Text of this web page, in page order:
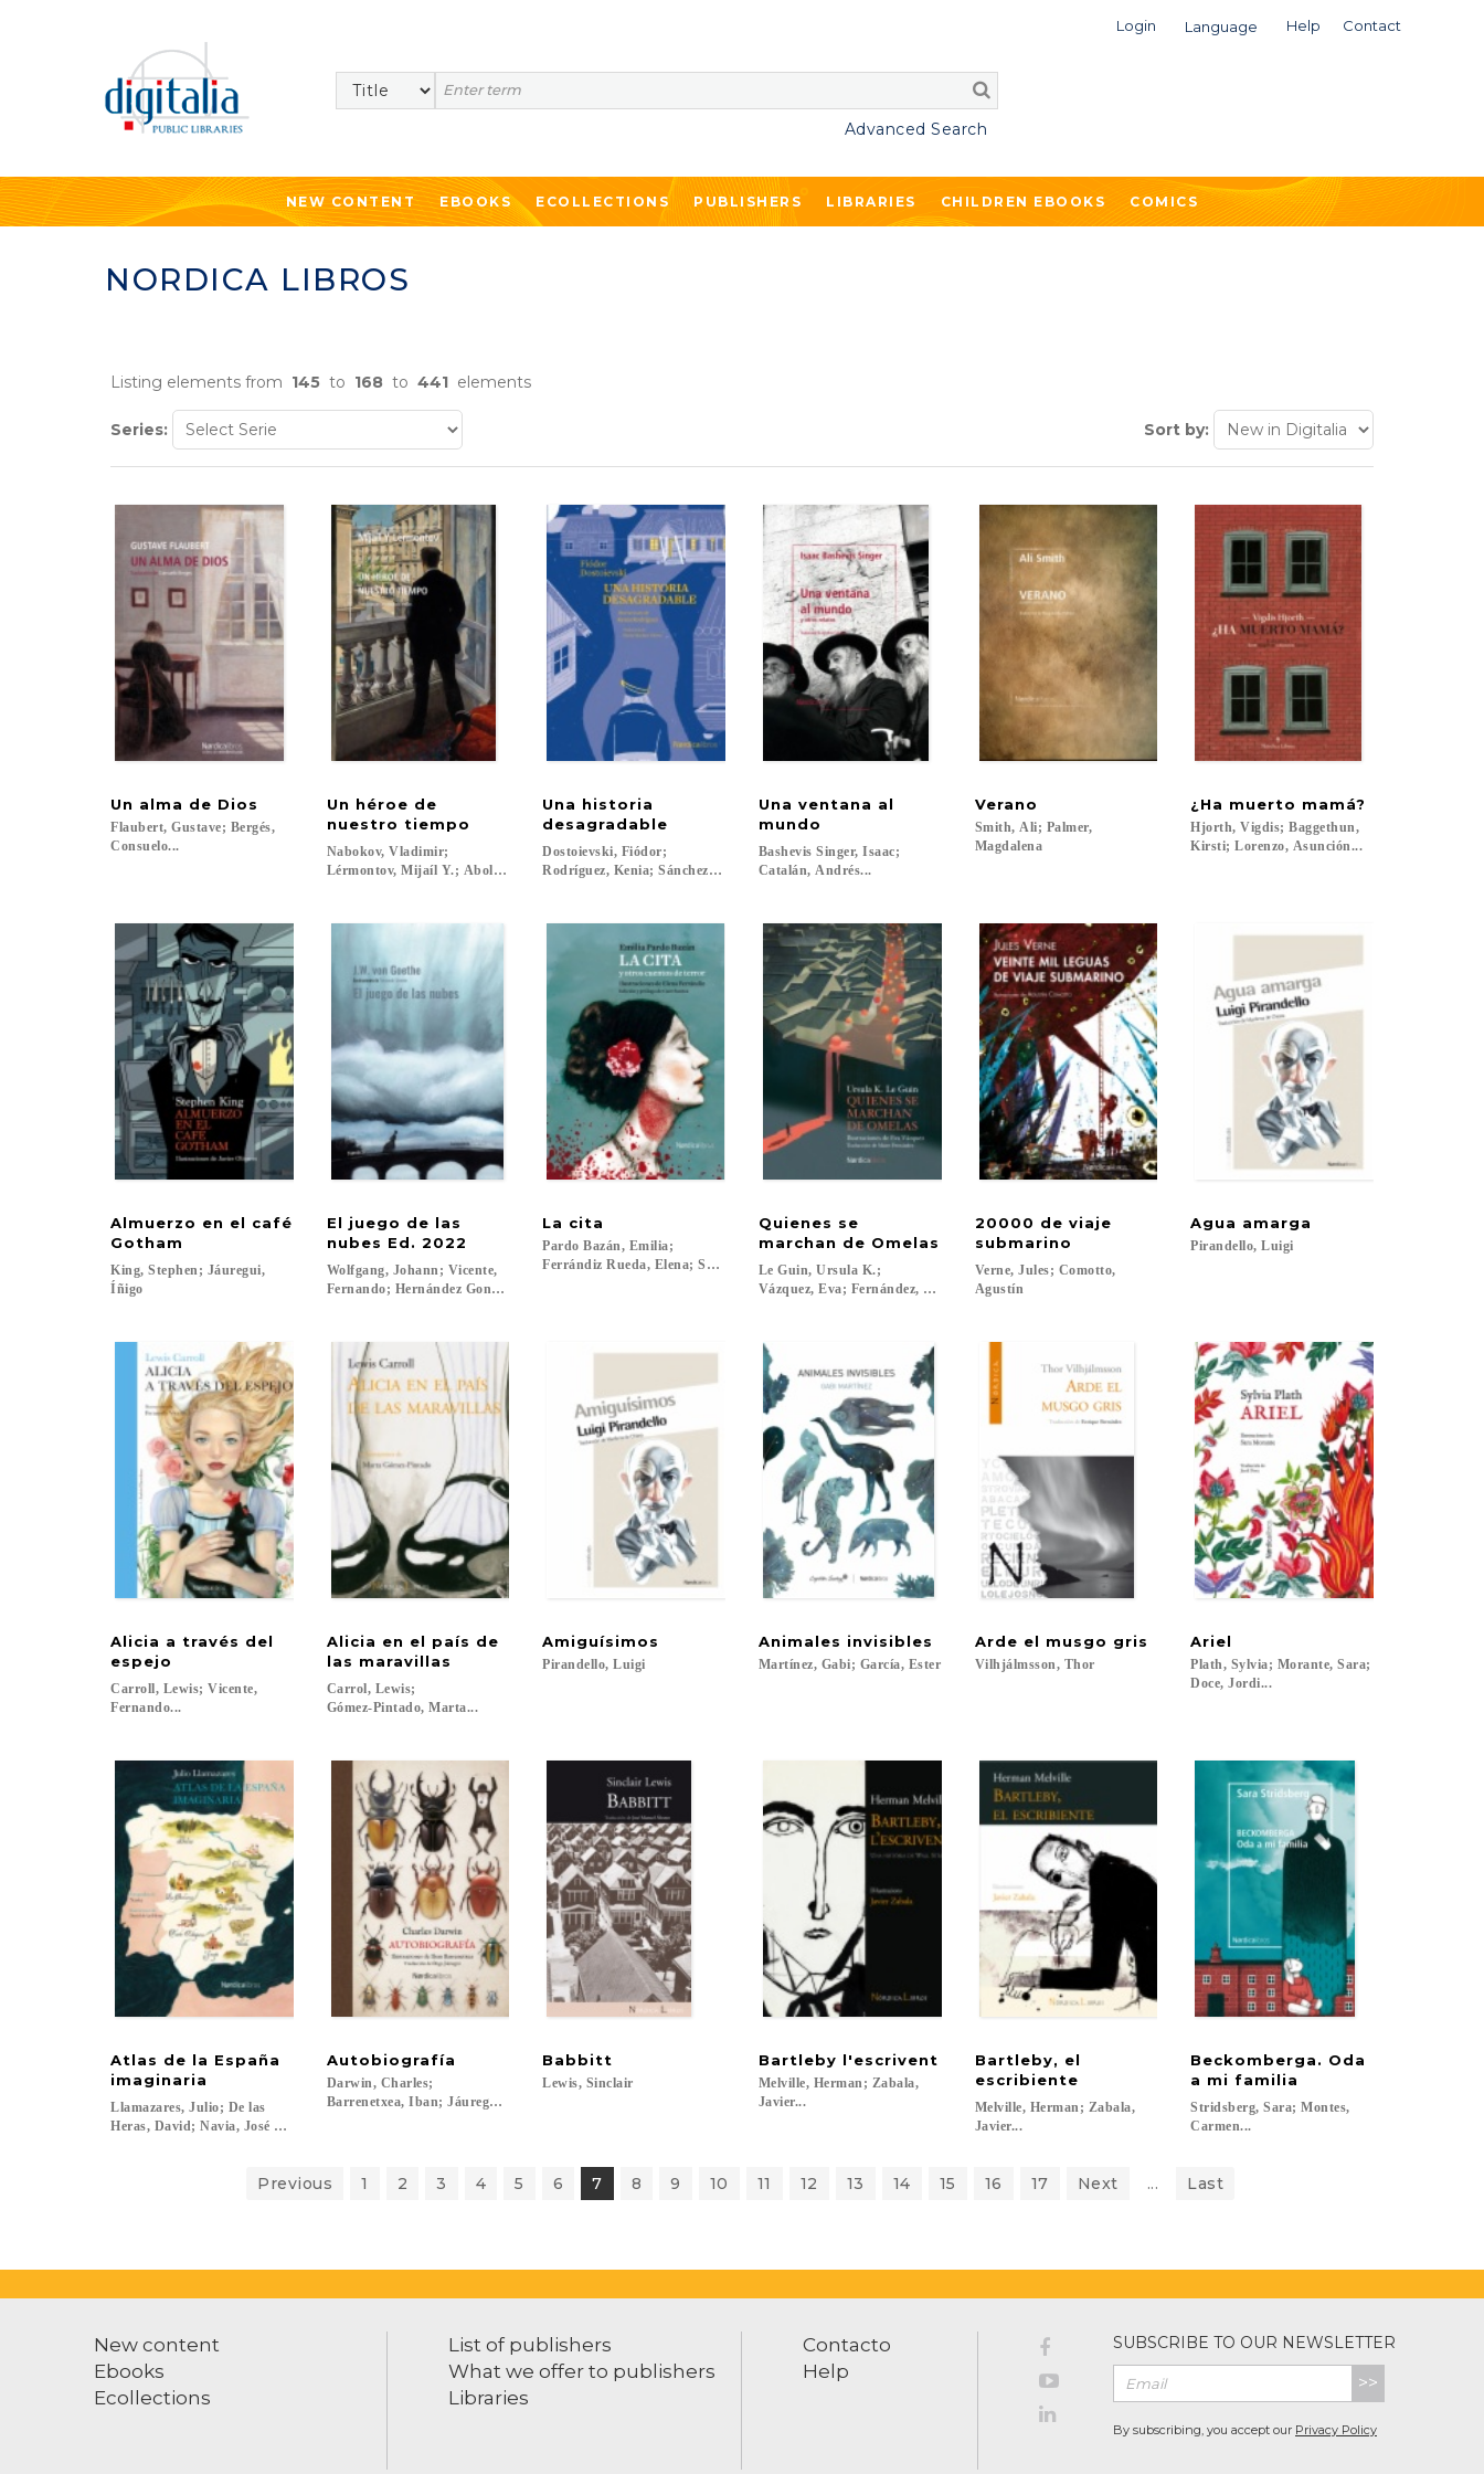
Login Language Help Contact
Search
Advanced Search
NEW CONTENT EBOOKS ECOLLECTIONS PUBLISHERS LIBRARIES CHILDREN EBOOKS COMICS
NORDICA LIBROS
Listing elements from 145 to 168 to 441 elements
Series: Sort by:
Un alma de Dios
Flaubert, Gustave; Bergés,
Consuelo...
Un héroe de
nuestro tiempo
Nabokov, Vladimir;
Lérmontov, Mijaíl Y.; Abollado Vargas, Luis...
Una historia
desagradable
Dostoievski, Fiódor;
Rodríguez, Kenia; Sánchez Nieves, Marta...
Una ventana al
mundo
Bashevis Singer, Isaac;
Catalán, Andrés...
Verano
Smith, Ali; Palmer,
Magdalena
¿Ha muerto mamá?
Hjorth, Vigdis; Baggethun,
Kirsti; Lorenzo, Asunción...
Almuerzo en el café
Gotham
King, Stephen; Jáuregui,
Íñigo
El juego de las
nubes Ed. 2022
Wolfgang, Johann; Vicente,
Fernando; Hernández González, Isabel...
La cita
Pardo Bazán, Emilia;
Ferrándiz Rueda, Elena; Santos, Care...
Quienes se
marchan de Omelas
Le Guin, Ursula K.;
Vázquez, Eva; Fernández, Maite...
20000 de viaje
submarino
Verne, Jules; Comotto,
Agustín
Agua amarga
Pirandello, Luigi
Alicia a través del
espejo
Carroll, Lewis; Vicente,
Fernando...
Alicia en el país de
las maravillas
Carrol, Lewis;
Gómez-Pintado, Marta...
Amiguísimos
Pirandello, Luigi
Animales invisibles
Martínez, Gabi; García, Ester
Arde el musgo gris
Vilhjálmsson, Thor
Ariel
Plath, Sylvia; Morante, Sara;
Doce, Jordi...
Atlas de la España
imaginaria
Llamazares, Julio; De las
Heras, David; Navia, José Manuel...
Autobiografía
Darwin, Charles;
Barrenetxea, Iban; Jáuregui, Íñigo...
Babbitt
Lewis, Sinclair
Bartleby l'escrivent
Melville, Herman; Zabala,
Javier...
Bartleby, el
escribiente
Melville, Herman; Zabala,
Javier...
Beckomberga. Oda
a mi familia
Stridsberg, Sara; Montes,
Carmen...
Previous 1 2 3 4 5 6 7 8 9 10 11 12 13 14 15 16 17 Next ... Last
New content
Ebooks
Ecollections
List of publishers
What we offer to publishers
Libraries
Contacto
Help
SUBSCRIBE TO OUR NEWSLETTER
>>
By subscribing, you accept our Privacy Policy